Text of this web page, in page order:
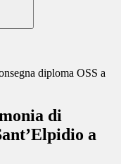
diploma OSS a
di
a